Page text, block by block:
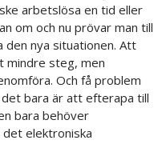
arbetslösa en tid eller
om och nu prövar man till
nya situationen. Att
mindre steg, men
Och få problem
bara är att efterapa till
bara behöver
elektroniska